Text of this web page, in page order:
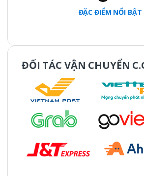
ĐẶC ĐIỂM NỔI BẬT
ĐỐI TÁC VẬN CHUYỂN